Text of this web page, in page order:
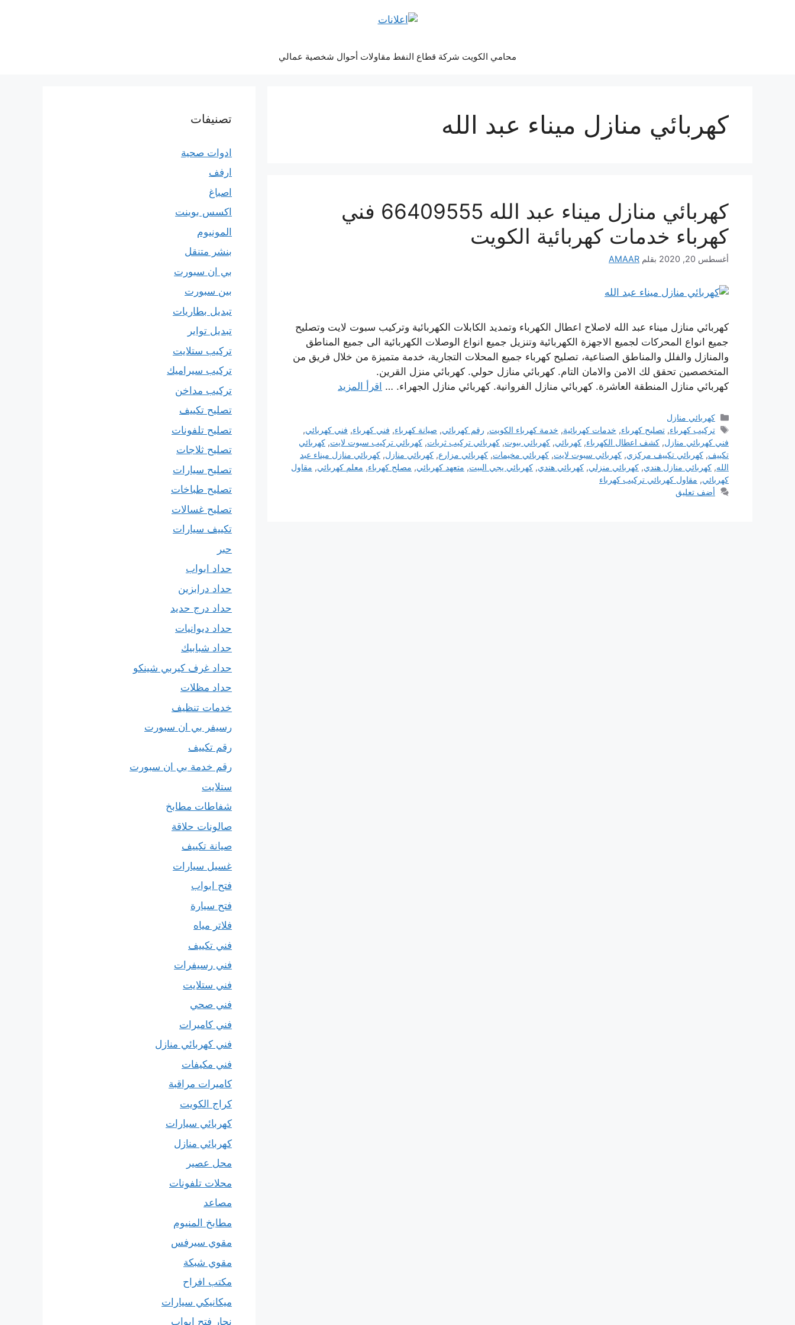
محامي الكويت شركة قطاع النفط مقاولات أحوال شخصية عمالي
كهربائي منازل ميناء عبد الله
كهربائي منازل ميناء عبد الله 66409555 فني
كهرباء خدمات كهربائية الكويت
أغسطس 20, 2020 بقلم AMAAR
كهربائي منازل ميناء عبد الله لاصلاح اعطال الكهرباء وتمديد الكابلات الكهربائية وتركيب سبوت لايت وتصليح
جميع انواع المحركات لجميع الاجهزة الكهربائية وتنزيل جميع انواع الوصلات الكهربائية الى جميع المناطق
والمنازل والفلل والمناطق الصناعية، تصليح كهرباء جميع المحلات التجارية، خدمة متميزة من خلال فريق من
المتخصصين تحقق لك الامن والامان التام. كهربائي منازل حولي. كهربائي منزل القرين.
كهربائي منازل المنطقة العاشرة. كهربائي منازل الفروانية. كهربائي منازل الجهراء. … اقرأ المزيد
التصنيفات
كهربائي منازل
الوسوم
تركيب كهرباء,تصليح كهرباء, خدمات كهربائية, خدمة كهرباء الكويت, رقم كهربائي, صيانة كهرباء, فني كهرباء, فني كهربائي,
فني كهربائي منازل, كشف اعطال الكهرباء, كهربائي, كهربائي بيوت, كهربائي تركيب ثريات, كهربائي تركيب سبوت لايت, كهربائي
تكييف, كهربائي تكييف مركزي, كهربائي سبوت لايت, كهربائي مخيمات, كهربائي مزارع, كهربائي منازل, كهربائي منازل ميناء عبد
الله, كهربائي منازل هندي, كهربائي منزلي, كهربائي هندي, كهربائي يجي البيت, متعهد كهربائي, مصلح كهرباء, معلم كهربائي, مقاول
كهربائي, مقاول كهربائي تركيب كهرباء
أضف تعليق
تصنيفات
ادوات صحية
ارفف
اصباغ
اكسس بوينت
المونيوم
بنشر متنقل
بي ان سبورت
بين سبورت
تبديل بطاريات
تبديل تواير
تركيب ستلايت
تركيب سيراميك
تركيب مداخن
تصليح تكييف
تصليح تلفونات
تصليح ثلاجات
تصليح سيارات
تصليح طباخات
تصليح غسالات
تكييف سيارات
حبر
حداد ابواب
حداد درابزين
حداد درج حديد
حداد ديوانيات
حداد شبابيك
حداد غرف كيربي شينكو
حداد مظلات
خدمات تنظيف
رسيفر بي ان سبورت
رقم تكييف
رقم خدمة بي ان سبورت
ستلايت
شفاطات مطابخ
صالونات حلاقة
صيانة تكييف
غسيل سيارات
فتح ابواب
فتح سيارة
فلاتر مياه
فني تكييف
فني رسيفرات
فني ستلايت
فني صحي
فني كاميرات
فني كهربائي منازل
فني مكيفات
كاميرات مراقبة
كراج الكويت
كهربائي سيارات
كهربائي منازل
محل عصير
محلات تلفونات
مصاعد
مطابخ المنيوم
مقوي سيرفس
مقوي شبكة
مكتب افراح
ميكانيكي سيارات
نجار فتح ابواب